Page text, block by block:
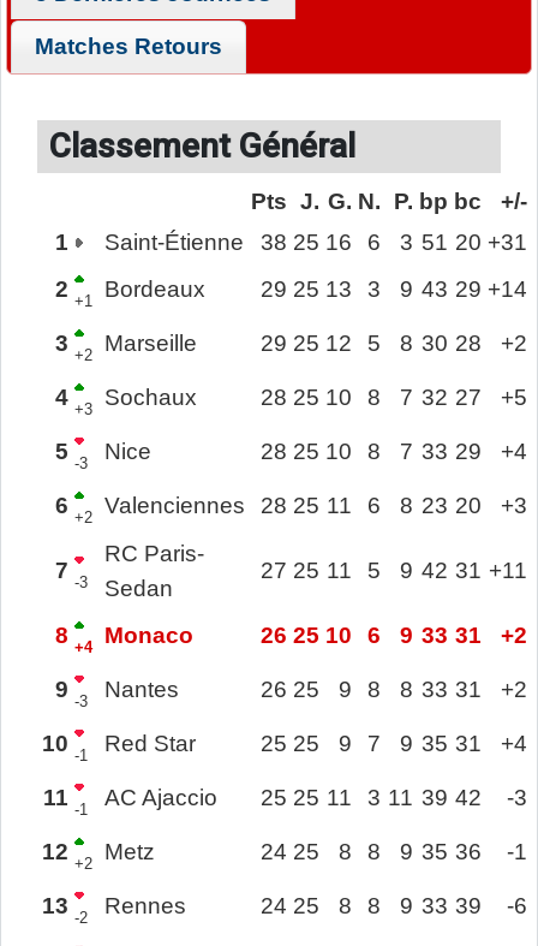
Matches Retours
Classement Général
Pts J. G. N. P. bp bc
+/-
1
Saint-Étienne 38 25 16 6 3 51 20 +31
2 +1 Bordeaux 29 25 13 3 9 43 29 +14
3 +2 Marseille 29 25 12 5 8 30 28 +2
4 +3 Sochaux 28 25 10 8 7 32 27 +5
5 -3 Nice 28 25 10 8 7 33 29 +4
6 +2 Valenciennes 28 25 11 6 8 23 20 +3
7 -3
RC Paris-
Sedan
27 25 11 5 9 42 31 +11
8 +4 Monaco 26 25 10 6 9 33 31 +2
9 -3 Nantes 26 25 9 8 8 33 31 +2
10 -1 Red Star 25 25 9 7 9 35 31 +4
11 -1 AC Ajaccio 25 25 11 3 11 39 42 -3
12 +2 Metz 24 25 8 8 9 35 36 -1
13 -2 Rennes 24 25 8 8 9 33 39 -6